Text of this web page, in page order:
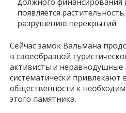
появляется
разрушению перекрытий.
Сейчас замок Вальмана
в своеобразной
активисты и неравнодушные
систематически привлекают
общественности к
этого памятника.